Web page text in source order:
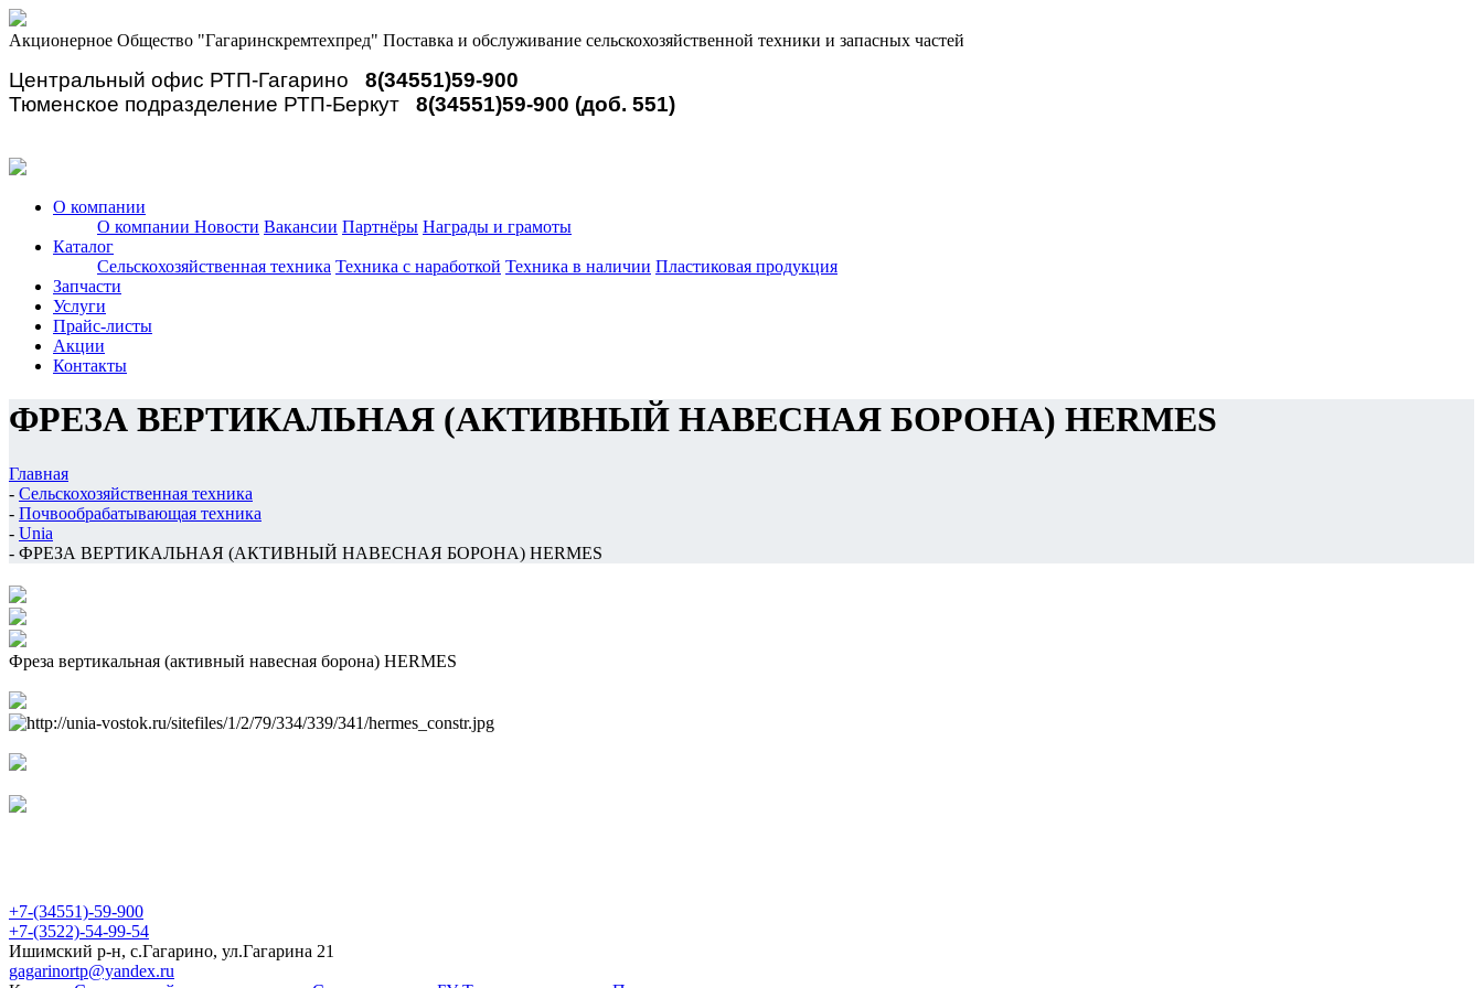
Акционерное Общество "Гагаринскремтехпред" Поставка и обслуживание сельскохозяйственной техники и запасных частей
Центральный офис РТП-Гагарино 8(34551)59-900
Тюменское подразделение РТП-Беркут 8(34551)59-900 (доб. 551)
О компании
О компании Новости Вакансии Партнёры Награды и грамоты
Каталог
Сельскохозяйственная техника Техника с наработкой Техника в наличии Пластиковая продукция
Запчасти
Услуги
Прайс-листы
Акции
Контакты
ФРЕЗА ВЕРТИКАЛЬНАЯ (АКТИВНЫЙ НАВЕСНАЯ БОРОНА) HERMES
Главная
- Сельскохозяйственная техника
- Почвообрабатывающая техника
- Unia
- ФРЕЗА ВЕРТИКАЛЬНАЯ (АКТИВНЫЙ НАВЕСНАЯ БОРОНА) HERMES
Фреза вертикальная (активный навесная борона) HERMES
+7-(34551)-59-900
+7-(3522)-54-99-54
Ишимский р-н, с.Гагарино, ул.Гагарина 21
gagarinortp@yandex.ru